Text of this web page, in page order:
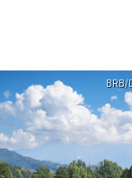
BRB/